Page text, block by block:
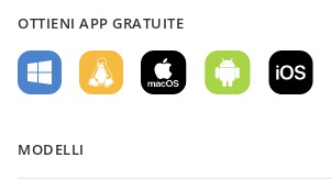
OTTIENI APP GRATUITE
MODELLI